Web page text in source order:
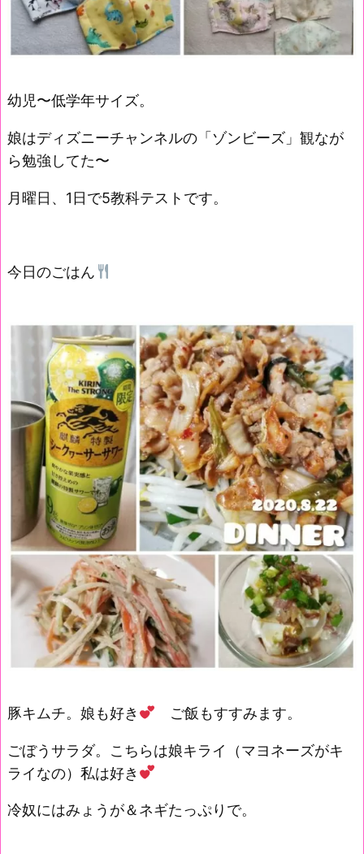
幼児〜低学年サイズ。
娘はディズニーチャンネルの「ゾンビーズ」観なが
ら勉強してた〜
月曜日、1日で5教科テストです。
今日のごはん
豚キムチ。娘も好き ご飯もすすみます。
ごぼうサラダ。こちらは娘キライ（マヨネーズがキ
ライなの）私は好き
冷奴にはみょうが＆ネギたっぷりで。